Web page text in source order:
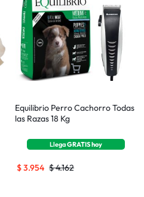
Equilibrio Perro Cachorro Todas
las Razas 18 Kg
LlegaGRATIShoy
$4.162
$3.954